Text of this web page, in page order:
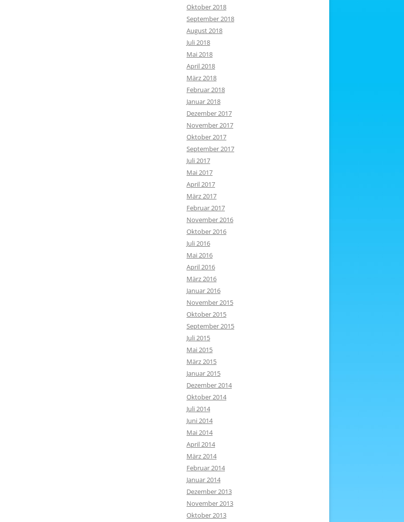
Oktober 2018
September 2018
August 2018
Juli 2018
Mai 2018
April 2018
März 2018
Februar 2018
Januar 2018
Dezember 2017
November 2017
Oktober 2017
September 2017
Juli 2017
Mai 2017
April 2017
März 2017
Februar 2017
November 2016
Oktober 2016
Juli 2016
Mai 2016
April 2016
März 2016
Januar 2016
November 2015
Oktober 2015
September 2015
Juli 2015
Mai 2015
März 2015
Januar 2015
Dezember 2014
Oktober 2014
Juli 2014
Juni 2014
Mai 2014
April 2014
März 2014
Februar 2014
Januar 2014
Dezember 2013
November 2013
Oktober 2013